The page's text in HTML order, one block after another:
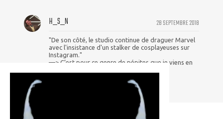
28 SEPTEMBRE 2018
H_S_N
"De son côté, le studio continue de draguer Marvel
avec l'insistance d'un stalker de cosplayeuses sur
Instagram."
—> C’est pour ce genre de pépites que je viens en